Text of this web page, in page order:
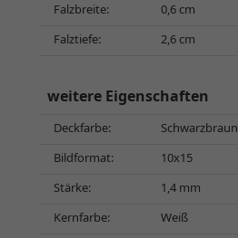
Falzbreite:
0,6 cm
Falztiefe:
2,6 cm
weitere Eigenschaften
Deckfarbe:
Schwarzbraun
Bildformat:
10x15
Stärke:
1,4 mm
Kernfarbe:
Weiß